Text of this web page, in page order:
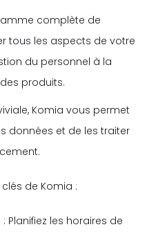
complète de
tous les aspects de votre
du personnel à la
produits.
Komia vous permet
données et de les traiter
de Komia :
Planifiez les horaires de